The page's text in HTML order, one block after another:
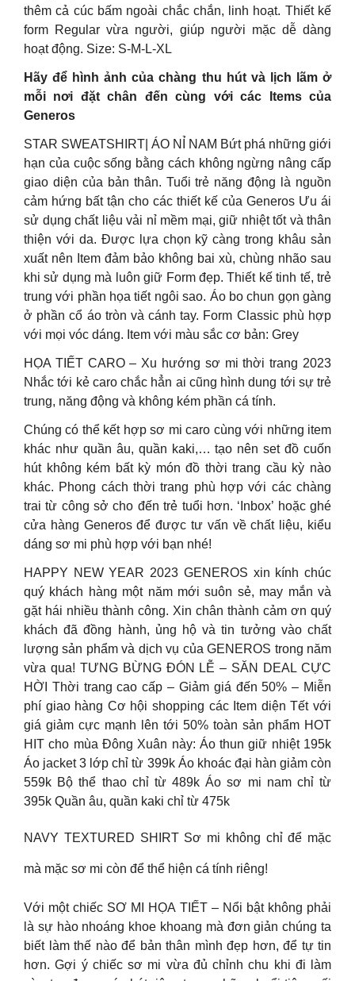
thêm cả cúc bấm ngoài chắc chắn, linh hoạt. Thiết kế
form Regular vừa người, giúp người mặc dễ dàng
hoạt động. Size: S-M-L-XL
Hãy để hình ảnh của chàng thu hút và lịch lãm ở
mỗi nơi đặt chân đến cùng với các Items của
Generos
STAR SWEATSHIRT| ÁO NỈ NAM Bứt phá những giới
hạn của cuộc sống bằng cách không ngừng nâng cấp
giao diện của bản thân. Tuổi trẻ năng động là nguồn
cảm hứng bất tận cho các thiết kế của Generos Ưu ái
sử dụng chất liệu vải nỉ mềm mại, giữ nhiệt tốt và thân
thiện với da. Được lựa chọn kỹ càng trong khâu sản
xuất nên Item đảm bảo không bai xù, chùng nhão sau
khi sử dụng mà luôn giữ Form đẹp. Thiết kế tinh tế, trẻ
trung với phần họa tiết ngôi sao. Áo bo chun gọn gàng
ở phần cổ áo tròn và cánh tay. Form Classic phù hợp
với mọi vóc dáng. Item với màu sắc cơ bản: Grey
HỌA TIẾT CARO – Xu hướng sơ mi thời trang 2023
Nhắc tới kẻ caro chắc hẳn ai cũng hình dung tới sự trẻ
trung, năng động và không kém phần cá tính.
Chúng có thể kết hợp sơ mi caro cùng với những item
khác như quần âu, quần kaki,… tạo nên set đồ cuốn
hút không kém bất kỳ món đồ thời trang cầu kỳ nào
khác. Phong cách thời trang phù hợp với các chàng
trai từ công sở cho đến trẻ tuổi hơn. ‘Inbox’ hoặc ghé
cửa hàng Generos để được tư vấn về chất liệu, kiểu
dáng sơ mi phù hợp với bạn nhé!
HAPPY NEW YEAR 2023 GENEROS xin kính chúc
quý khách hàng một năm mới suôn sẻ, may mắn và
gặt hái nhiều thành công. Xin chân thành cảm ơn quý
khách đã đồng hành, ủng hộ và tin tưởng vào chất
lượng sản phẩm và dịch vụ của GENEROS trong năm
vừa qua! TƯNG BỪNG ĐÓN LỄ – SĂN DEAL CỰC
HỜI Thời trang cao cấp – Giảm giá đến 50% – Miễn
phí giao hàng Cơ hội shopping các Item diện Tết với
giá giảm cực mạnh lên tới 50% toàn sản phẩm HOT
HIT cho mùa Đông Xuân này: Áo thun giữ nhiệt 195k
Áo jacket 3 lớp chỉ từ 399k Áo khoác đại hàn giảm còn
559k Bộ thể thao chỉ từ 489k Áo sơ mi nam chỉ từ
395k Quần âu, quần kaki chỉ từ 475k
NAVY TEXTURED SHIRT Sơ mi không chỉ để mặc
mà mặc sơ mi còn để thể hiện cá tính riêng!
Với một chiếc SƠ MI HỌA TIẾT – Nổi bật không phải
là sự hào nhoáng khoe khoang mà đơn giản chúng ta
biết làm thế nào để bản thân mình đẹp hơn, để tự tin
hơn. Gợi ý chiếc sơ mi vừa đủ chỉnh chu khi đi làm